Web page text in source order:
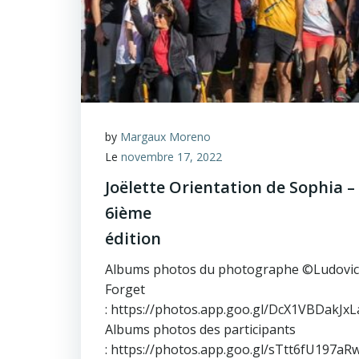
by Margaux Moreno
Le novembre 17, 2022
Joëlette Orientation de Sophia –
6ième
édition
Albums photos du photographe ©Ludovic
Forget
: https://photos.app.goo.gl/
Albums photos des participants
: https://photos.app.goo.gl/